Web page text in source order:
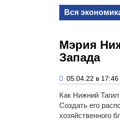
Вся
Мэрия
Запада
05.04.22 в 17:46
Как Нижний
Создать его
хозяйственного